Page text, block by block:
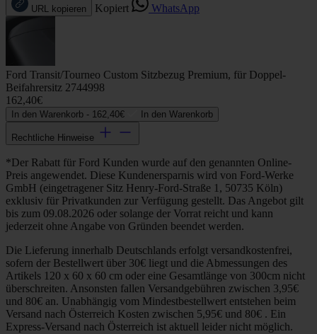
URL kopieren Kopiert WhatsApp
Ford Transit/Tourneo Custom Sitzbezug Premium, für Doppel-
Beifahrersitz 2744998
162,40€
In den Warenkorb - 162,40€ In den Warenkorb
Rechtliche Hinweise
*Der Rabatt für Ford Kunden wurde auf den genannten Online-
Preis angewendet. Diese Kundenersparnis wird von Ford-Werke
GmbH (eingetragener Sitz Henry-Ford-Straße 1, 50735 Köln)
exklusiv für Privatkunden zur Verfügung gestellt. Das Angebot gilt
bis zum 09.08.2026 oder solange der Vorrat reicht und kann
jederzeit ohne Angabe von Gründen beendet werden.
Die Lieferung innerhalb Deutschlands erfolgt versandkostenfrei,
sofern der Bestellwert über 30€ liegt und die Abmessungen des
Artikels 120 x 60 x 60 cm oder eine Gesamtlänge von 300cm nicht
überschreiten. Ansonsten fallen Versandgebühren zwischen 3,95€
und 80€ an. Unabhängig vom Mindestbestellwert entstehen beim
Versand nach Österreich Kosten zwischen 5,95€ und 80€ . Ein
Express-Versand nach Österreich ist aktuell leider nicht möglich.